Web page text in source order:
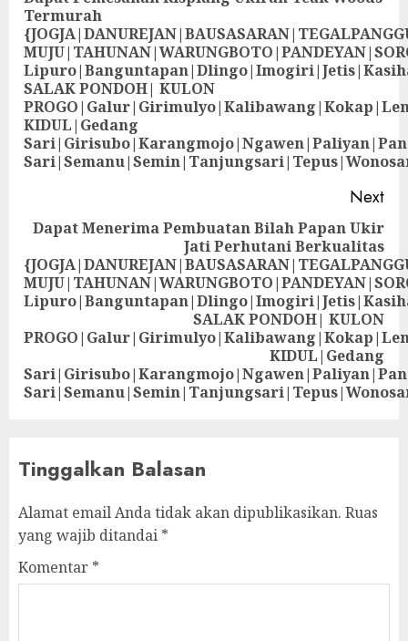
Termurah
SALAK PONDOH| KULON
KIDUL|Gedang
Next
Dapat Menerima Pembuatan Bilah Papan Ukir
Jati Perhutani Berkualitas
SALAK PONDOH| KULON
KIDUL|Gedang
Tinggalkan Balasan
Alamat email Anda tidak akan dipublikasikan. Ruas
yang wajib ditandai *
Komentar *